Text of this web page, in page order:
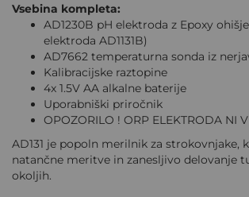
Vsebina kompleta:
AD1230B pH elektroda z Epoxy
elektroda AD1131B)
AD7662 temperaturna sonda iz
Kalibracijske raztopine
4x 1.5V AA alkalne baterije
Uporabniški priročnik
OPOZORILO ! ORP ELEKTRODA NI
AD131 je popoln merilnik za strokovnjake,
natančne meritve in zanesljivo delovanje
okoljih.